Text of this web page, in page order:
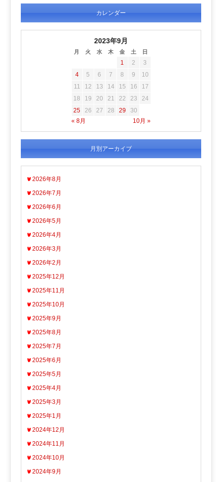
カレンダー
2023年9月
月 火 水 木 金 土 日
« 8月 10月 »
1 2
3
4
5 6 7 8 9
10
11
12 13 14 15 16
17
18
19 20 21 22 23
24
25
26 27 28 29 30
月別アーカイブ
2026年8月
2026年7月
2026年6月
2026年5月
2026年4月
2026年3月
2026年2月
2025年12月
2025年11月
2025年10月
2025年9月
2025年8月
2025年7月
2025年6月
2025年5月
2025年4月
2025年3月
2025年1月
2024年12月
2024年11月
2024年10月
2024年9月